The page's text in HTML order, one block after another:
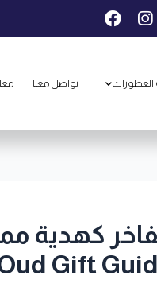
I
n
a
a
F
a
b
k
العطورات تواصل معنا
Gift